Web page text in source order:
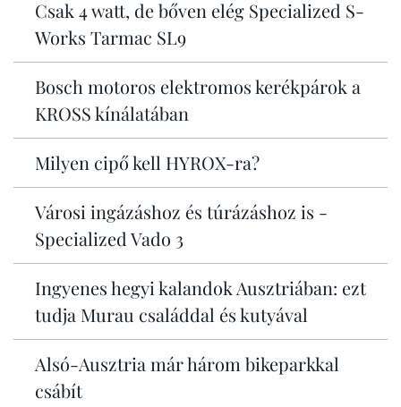
Csak 4 watt, de bőven elég Specialized S-
Works Tarmac SL9
Bosch motoros elektromos kerékpárok a
KROSS kínálatában
Milyen cipő kell HYROX-ra?
Városi ingázáshoz és túrázáshoz is -
Specialized Vado 3
Ingyenes hegyi kalandok Ausztriában: ezt
tudja Murau családdal és kutyával
Alsó-Ausztria már három bikeparkkal
csábít